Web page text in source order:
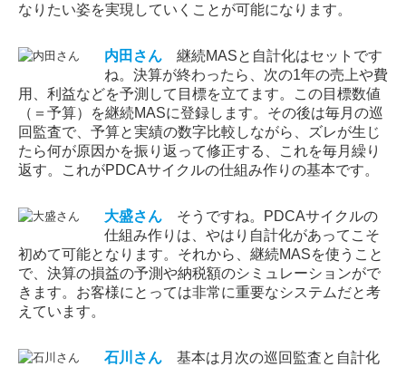
なりたい姿を実現していくことが可能になります。
内田 さん継続MASと自計化はセットです
ね。決算が終わったら、次の1年の売上や費
用、利益などを予測して目標を立てます。この目標数値
（＝予算）を継続MASに登録します。その後は毎月の巡
回監査で、予算と実績の数字比較しながら、ズレが生じ
たら何が原因かを振り返って修正する、これを毎月繰り
返す。これがPDCAサイクルの仕組み作りの基本です。
大盛さんそうですね。PDCAサイクルの
仕組み作りは、やはり自計化があってこそ
初めて可能となります。それから、継続MASを使うこと
で、決算の損益の予測や納税額のシミュレーションがで
きます。お客様にとっては非常に重要なシステムだと考
えています。
石川 さん基本は月次の巡回監査と自計化